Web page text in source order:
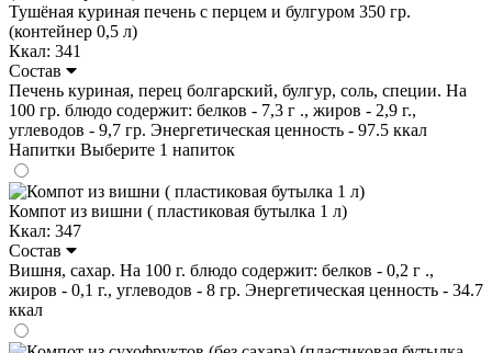
Тушёная куриная печень с перцем и булгуром 350 гр.
(контейнер 0,5 л)
Ккал: 341
Состав
Печень куриная, перец болгарский, булгур, соль, специи. На
100 гр. блюдо содержит: белков - 7,3 г ., жиров - 2,9 г.,
углеводов - 9,7 гр. Энергетическая ценность - 97.5 ккал
Напитки Выберите 1 напиток
Компот из вишни ( пластиковая бутылка 1 л)
Ккал: 347
Состав
Вишня, сахар. На 100 г. блюдо содержит: белков - 0,2 г .,
жиров - 0,1 г., углеводов - 8 гр. Энергетическая ценность - 34.7
ккал